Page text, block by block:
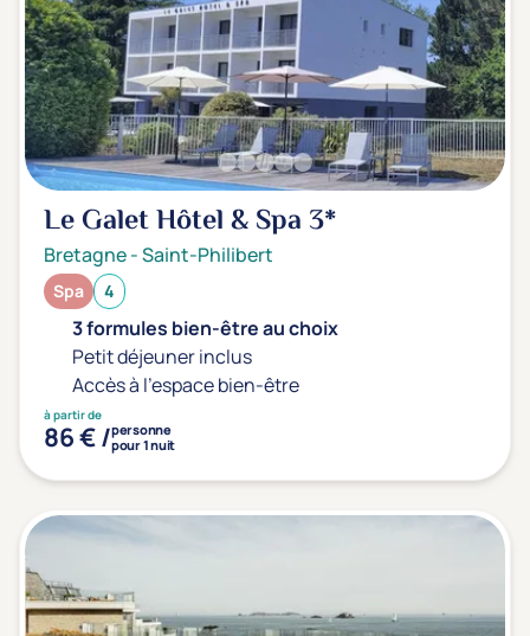
Le Galet Hôtel & Spa 3*
Bretagne-Saint-Philibert
Spa 4
3 formules bien-être au choix
Petit déjeuner inclus
Accès à l'espace bien-être
à partir de
86 € /personne
pour 1 nuit